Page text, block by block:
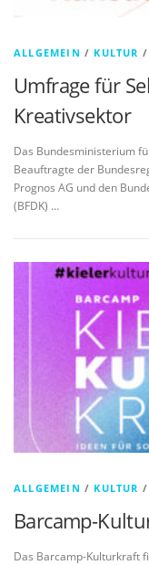
ALLGEMEIN / KULTUR /
Umfrage für
Kreativsektor
Das Bundesministerium
Beauftragte der
Prognos AG und den
(BFDK) …
ALLGEMEIN / KULTUR /
Barcamp-
Das Barcamp-Kulturkraft